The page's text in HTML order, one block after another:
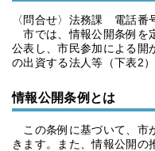
〈問合せ〉法務課 電話番
市では、情報公開条例を
公表し、市民参加による開
の出資する法人等（下表2
情報公開条例とは
この条例に基づいて、市
きます。また、情報公開の